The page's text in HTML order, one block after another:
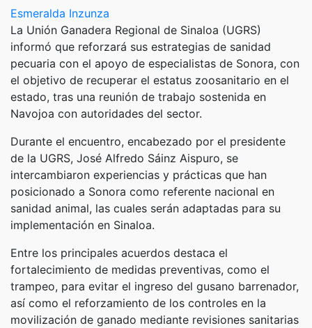
Esmeralda Inzunza
La Unión Ganadera Regional de Sinaloa (UGRS)
informó que reforzará sus estrategias de sanidad
pecuaria con el apoyo de especialistas de Sonora, con
el objetivo de recuperar el estatus zoosanitario en el
estado, tras una reunión de trabajo sostenida en
Navojoa con autoridades del sector.
Durante el encuentro, encabezado por el presidente
de la UGRS, José Alfredo Sáinz Aispuro, se
intercambiaron experiencias y prácticas que han
posicionado a Sonora como referente nacional en
sanidad animal, las cuales serán adaptadas para su
implementación en Sinaloa.
Entre los principales acuerdos destaca el
fortalecimiento de medidas preventivas, como el
trampeo, para evitar el ingreso del gusano barrenador,
así como el reforzamiento de los controles en la
movilización de ganado mediante revisiones sanitarias